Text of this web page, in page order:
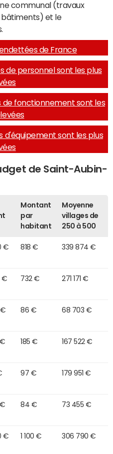
communal (travaux
bâtiments) et le
endettées de France
de personnel sont les plus
de fonctionnement sont les
d'équipement sont les plus
de Saint-Aubin-
Montant
par
habitant
Moyenne
villages de
250 à 500
€ 818 € 339 874 €
€ 732 € 271 171 €
€ 86 € 68 703 €
185 € 167 522 €
97 € 179 951 €
84 € 73 455 €
€ 1 100 € 306 790 €